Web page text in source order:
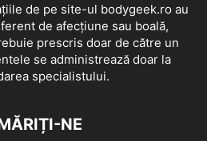
de pe site-ul bodygeek.ro au
de afecțiune sau boală,
prescris doar de către un
se administrează doar la
specialistului.
NE